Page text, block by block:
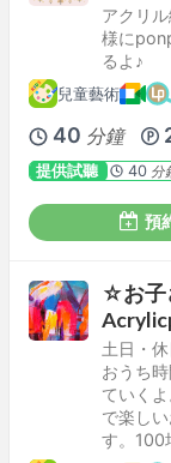
アクリ
様に
るよ♪
兒童藝術
40 分鐘
提供試聽 40 分
預
☆お子
土日・
おうち
ていく
で楽し
す。100